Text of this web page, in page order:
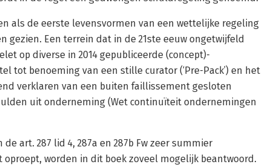
als de eerste levensvormen van een wettelijke regeling
gezien. Een terrein dat in de 21ste eeuw ongetwijfeld
op diverse in 2014 gepubliceerde (concept)-
tot benoeming van een stille curator (‘Pre-Pack’) en het
verklaren van een buiten faillissement gesloten
uit onderneming (Wet continuïteit ondernemingen
art. 287 lid 4, 287a en 287b Fw zeer summier
worden in dit boek zoveel mogelijk beantwoord.